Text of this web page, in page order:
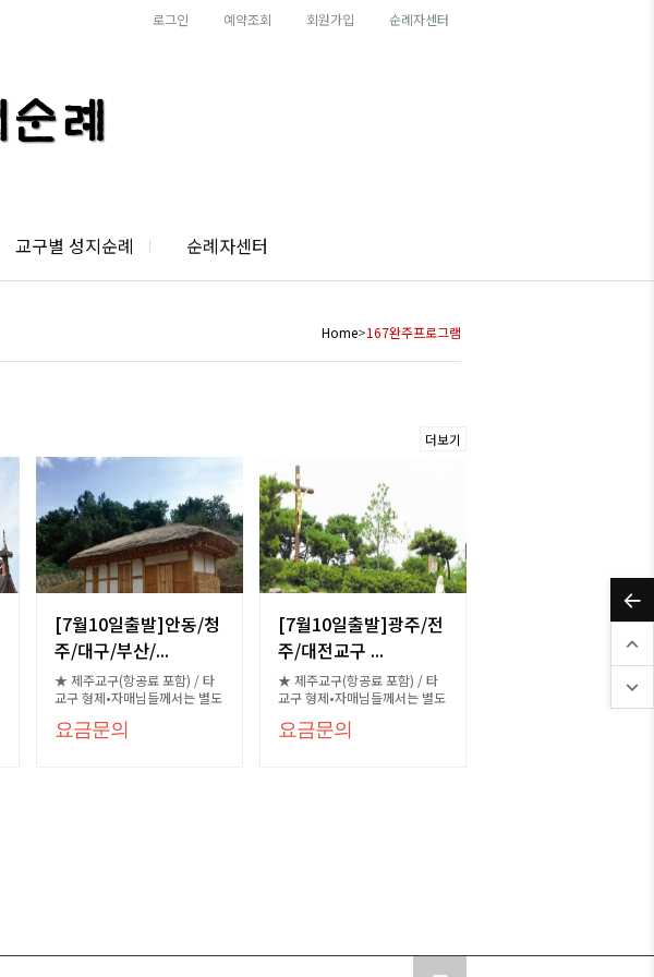
로그인 예약조회 회원가입 순례자센터
교구별 성지순례 순례자센터
Home>167완주프로그램
더보기
[7월10일출발]안동/청
주/대구/부산/...
★ 제주교구(항공료 포함) / 타
교구 형제•자매님들께서는 별도
요금문의
[7월10일출발]광주/전
주/대전교구 ...
★ 제주교구(항공료 포함) / 타
교구 형제•자매님들께서는 별도
요금문의